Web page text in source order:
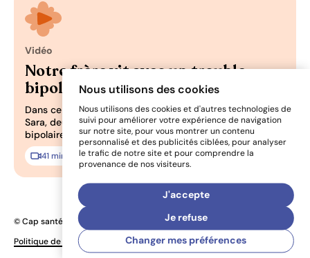
Nous utilisons des cookies
Nous utilisons des cookies et d'autres technologies de
suivi pour améliorer votre expérience de navigation
sur notre site, pour vous montrer un contenu
personnalisé et des publicités ciblées, pour analyser
le trafic de notre site et pour comprendre la
provenance de nos visiteurs.
J'accepte
Je refuse
Changer mes préférences
Pertinence: 0/3
Vidéo
Notre frère vit avec un trouble
bipolaire
Dans ce 9e épisode de CAP vers l'entourage, Rosalie et
Sara, deux soeurs dont le grand frère vit avec un trouble
bipolaire, nous parlent de leur réalité.
41 min 7 sec
© Cap santé mentale 2026
Politique de confidentialité
Préférences de cookies
Une réalisation
de Sigmund